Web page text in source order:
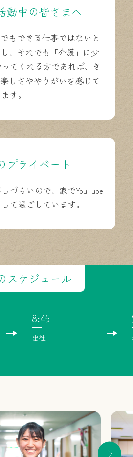
動中の皆さまへ
でもできる仕事ではないと
、それでも「介護」に少
てくれる方であれば、き
しさややりがいを感じて
す。
プライベート
づらいので、家でYouTube
て過ごしています。
スケジュール
8:45
出社